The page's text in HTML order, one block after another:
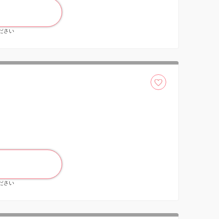
さい
さい